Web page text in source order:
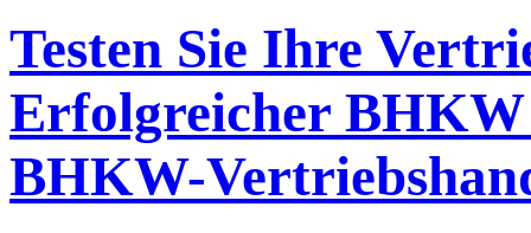
Testen Sie Ihre
Erfolgreicher
BHKW-